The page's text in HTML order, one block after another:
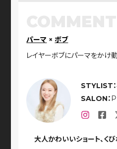
STYLIST：
SALON：
大人かわいいショート、く
パーマ ×ボブ
レイヤーボブにパーマをかけ